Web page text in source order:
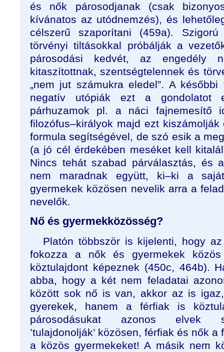
és nők párosodjanak (csak
kívánatos az utódnemzés), és
célszerű szaporítani (459a).
törvényi tiltásokkal próbálják a
párosodási kedvét, az engedély
kitaszítottnak, szentségtelennek és
„nem jut számukra eledel”. A
negatív utópiák ezt a gondolatot
párhuzamok pl. a náci fajnemesítő
filozófus–királyok majd ezt
formula segítségével, de szó esik a
(a jó cél érdekében meséket kell
Nincs tehát szabad párválasztás, és
nem maradnak együtt, ki–ki a
gyermekek közösen nevelik arra a
nevelők.
Nő és gyermekközösség?
Platón többször is kijelenti, hogy
fokozza a nők és gyermekek
köztulajdont képeznek (450c, 464b).
abba, hogy a két nem feladatai
között sok nő is van, akkor az is
gyerekek, hanem a férfiak is
párosodásukat azonos elvek
’tulajdonolják’ közösen, férfiak és nők
a közös gyermekeket! A másik nem